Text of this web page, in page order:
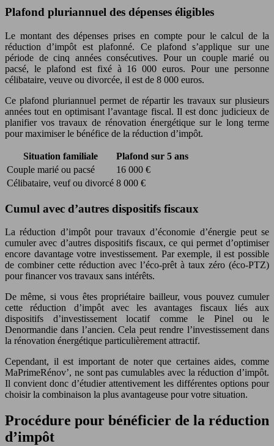
Plafond pluriannuel des dépenses éligibles
Le montant des dépenses prises en compte pour le calcul de la
réduction d’impôt est plafonné. Ce plafond s’applique sur une
période de cinq années consécutives. Pour un couple marié ou
pacsé, le plafond est fixé à 16 000 euros. Pour une personne
célibataire, veuve ou divorcée, il est de 8 000 euros.
Ce plafond pluriannuel permet de répartir les travaux sur plusieurs
années tout en optimisant l’avantage fiscal. Il est donc judicieux de
planifier vos travaux de rénovation énergétique sur le long terme
pour maximiser le bénéfice de la réduction d’impôt.
Situation familiale
Plafond sur 5 ans
Couple marié ou pacsé
16 000 €
Célibataire, veuf ou divorcé 8 000 €
Cumul avec d’autres dispositifs fiscaux
La réduction d’impôt pour travaux d’économie d’énergie peut se
cumuler avec d’autres dispositifs fiscaux, ce qui permet d’optimiser
encore davantage votre investissement. Par exemple, il est possible
de combiner cette réduction avec l’éco-prêt à taux zéro (éco-PTZ)
pour financer vos travaux sans intérêts.
De même, si vous êtes propriétaire bailleur, vous pouvez cumuler
cette réduction d’impôt avec les avantages fiscaux liés aux
dispositifs d’investissement locatif comme le Pinel ou le
Denormandie dans l’ancien. Cela peut rendre l’investissement dans
la rénovation énergétique particulièrement attractif.
Cependant, il est important de noter que certaines aides, comme
MaPrimeRénov’, ne sont pas cumulables avec la réduction d’impôt.
Il convient donc d’étudier attentivement les différentes options pour
choisir la combinaison la plus avantageuse pour votre situation.
Procédure pour bénéficier de la réduction
d’impôt